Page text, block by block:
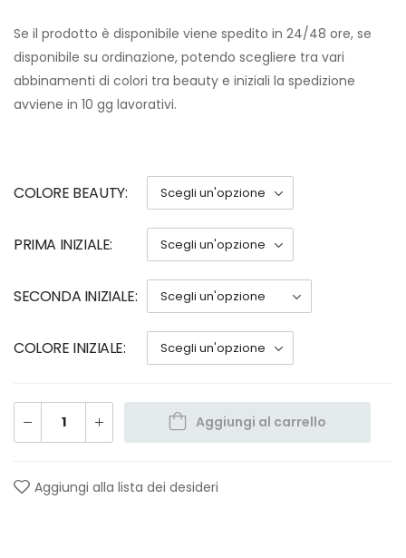
Se il prodotto è disponibile viene spedito in 24/48 ore, se
disponibile su ordinazione, potendo scegliere tra vari
abbinamenti di colori tra beauty e iniziali la spedizione
avviene in 10 gg lavorativi.
COLORE BEAUTY
PRIMA INIZIALE
SECONDA INIZIALE
COLORE INIZIALE
Aggiungi al carrello
Aggiungi alla lista dei desideri